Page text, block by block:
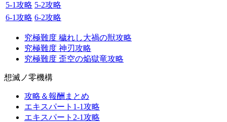
5-1攻略 5-2攻略
6-1攻略 6-2攻略
究極難度 穢れし大禍の獣攻略
究極難度 神刃攻略
究極難度 歪空の焔獄竜攻略
想滅ノ零機構
攻略＆報酬まとめ
エキスパート1-1攻略
エキスパート2-1攻略